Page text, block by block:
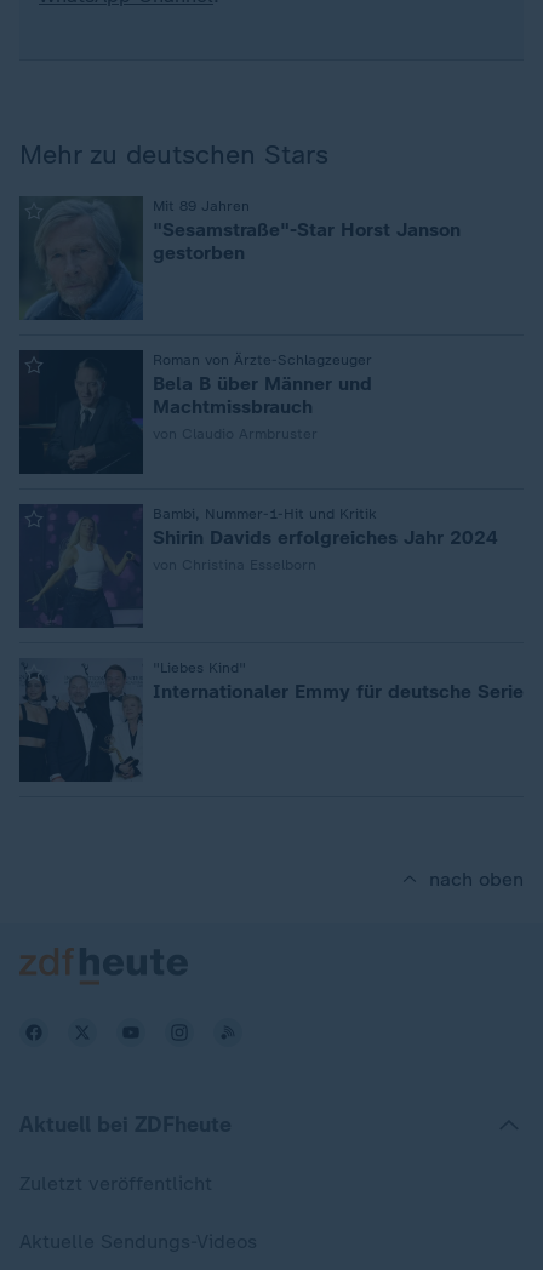
Mehr zu deutschen Stars
Mit 89 Jahren
"Sesamstraße"-Star Horst Janson
gestorben
Roman von Ärzte-Schlagzeuger
Bela B über Männer und
Machtmissbrauch
Bambi, Nummer-1-Hit und Kritik
Shirin Davids erfolgreiches Jahr 2024
"Liebes Kind"
Internationaler Emmy für deutsche Serie
nach oben